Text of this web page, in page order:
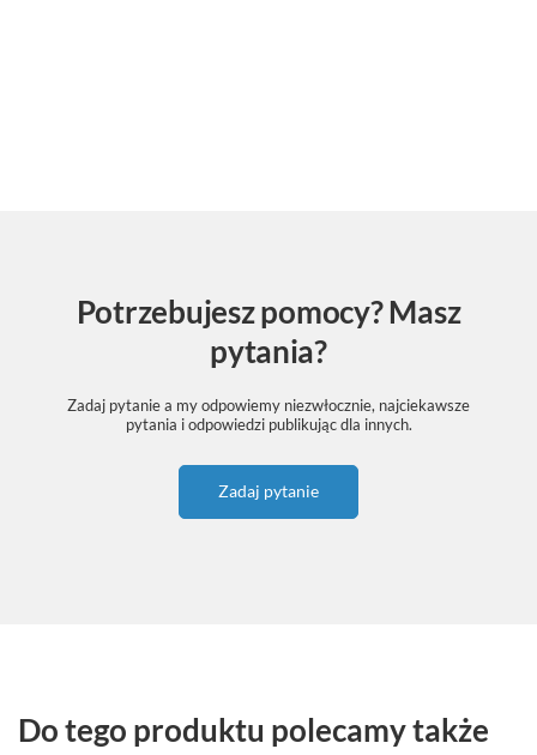
Potrzebujesz pomocy? Masz
pytania?
Zadaj pytanie a my odpowiemy niezwłocznie, najciekawsze
pytania i odpowiedzi publikując dla innych.
Zadaj pytanie
Do tego produktu polecamy także